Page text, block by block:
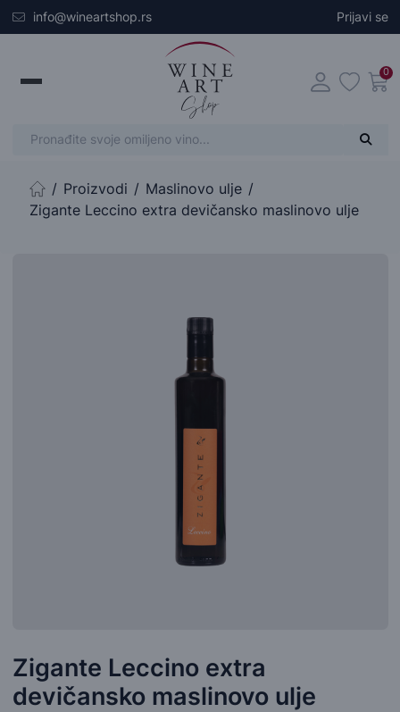
Skip to main content
info@wineartshop.rs Prijavi se
0
Početna stranica
Proizvodi
Maslinovo ulje
Zigante Leccino extra devičansko maslinovo ulje
Zigante Leccino extra
devičansko maslinovo ulje